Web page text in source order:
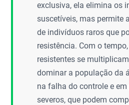
exclusiva, ela elimina os
suscetíveis, mas permite
de indivíduos raros que
resistência. Com o
resistentes se
dominar a população da
na falha do controle e
severos, que podem